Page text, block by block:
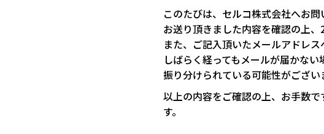
このたびは、セルコ株式会社へお問
お送り頂きました内容を確認の上
また、ご記入頂いたメールアドレ
しばらく経ってもメールが届かな
振り分けられている可能性がござい
以上の内容をご確認の上、お手数
す。